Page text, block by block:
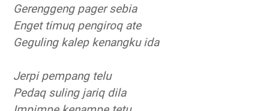
Gerenggeng pager sebia
Enget timuq pengiroq ate
Geguling kalep kenangku ida
Jerpi pempang telu
Pedaq suling jariq dila